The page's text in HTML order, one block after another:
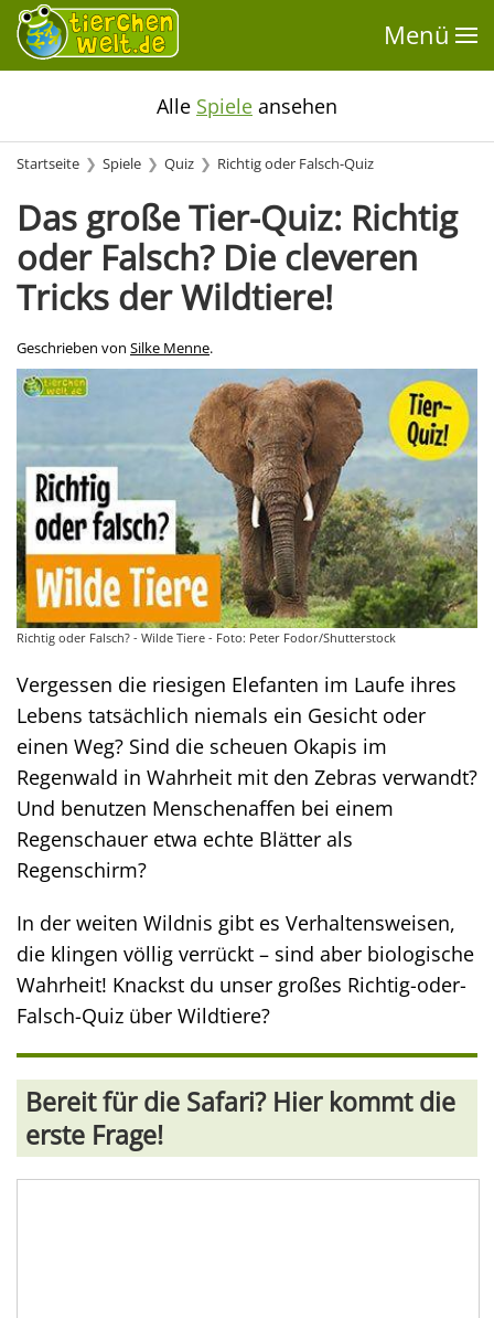
Menü
Alle Spiele ansehen
Startseite Spiele Quiz Richtig oder Falsch-Quiz
Das große Tier-Quiz: Richtig
oder Falsch? Die cleveren
Tricks der Wildtiere!
Geschrieben von Silke Menne.
Richtig oder Falsch? - Wilde Tiere - Foto: Peter Fodor/Shutterstock
Vergessen die riesigen Elefanten im Laufe ihres
Lebens tatsächlich niemals ein Gesicht oder
einen Weg? Sind die scheuen Okapis im
Regenwald in Wahrheit mit den Zebras verwandt?
Und benutzen Menschenaffen bei einem
Regenschauer etwa echte Blätter als
Regenschirm?
In der weiten Wildnis gibt es Verhaltensweisen,
die klingen völlig verrückt – sind aber biologische
Wahrheit! Knackst du unser großes Richtig-oder-
Falsch-Quiz über Wildtiere?
Bereit für die Safari? Hier kommt die
erste Frage!